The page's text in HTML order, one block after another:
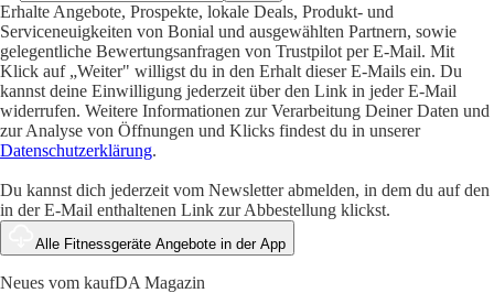
Erhalte Angebote, Prospekte, lokale Deals, Produkt- und
Serviceneuigkeiten von Bonial und ausgewählten Partnern, sowie
gelegentliche Bewertungsanfragen von Trustpilot per E-Mail. Mit
Klick auf „Weiter" willigst du in den Erhalt dieser E-Mails ein. Du
kannst deine Einwilligung jederzeit über den Link in jeder E-Mail
widerrufen. Weitere Informationen zur Verarbeitung Deiner Daten und
zur Analyse von Öffnungen und Klicks findest du in unserer
Datenschutzerklärung.
Du kannst dich jederzeit vom Newsletter abmelden, in dem du auf den
in der E-Mail enthaltenen Link zur Abbestellung klickst.
Alle Fitnessgeräte Angebote in der App
Neues vom kaufDA Magazin